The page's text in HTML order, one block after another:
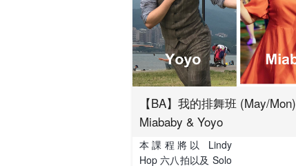
【BA】我的排舞班 (May/Mon)
Miababy & Yoyo
本課程將以 Lindy
Hop 六八拍以及 Solo